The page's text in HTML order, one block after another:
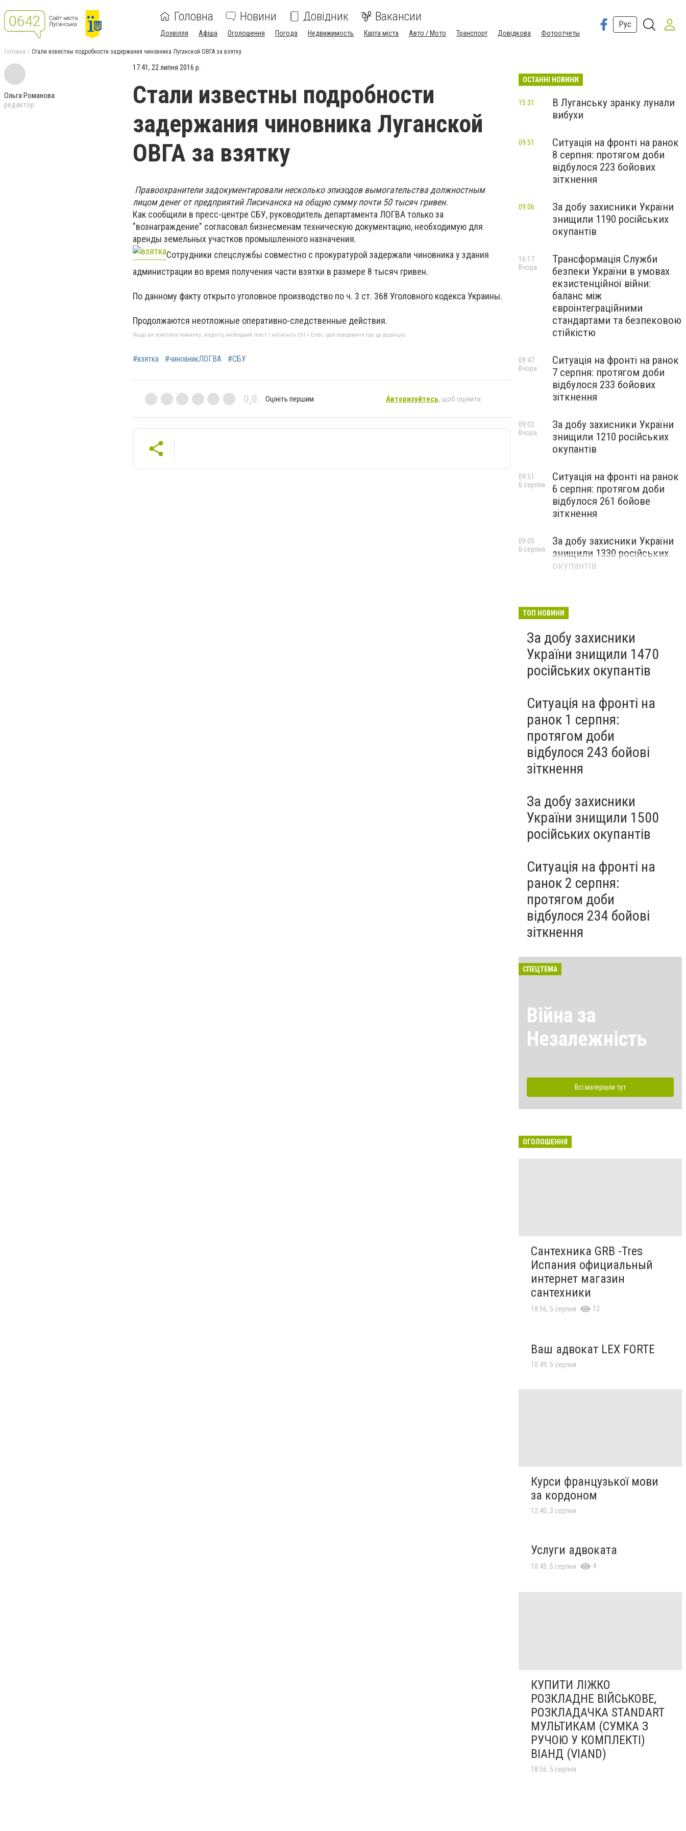
Головна Новини Довідник Вакансии
Дозвілля Афіша Оголошення Погода Недвижимость Карта міста Авто / Мото Транспорт Довідкова Фотоотчеты
Рус
Головна Стали известны подробности задержания чиновника Луганской ОВГА за взятку
Ольга Романова
редактор
17:41, 22 липня 2016 р.
Стали известны подробности
задержания чиновника Луганской
ОВГА за взятку
Правоохранители задокументировали несколько эпизодов вымогательства должностным
лицом денег от предприятий Лисичанска на общую сумму почти 50 тысяч гривен.
Как сообщили в пресс-центре СБУ, руководитель департамента ЛОГВА только за
"вознаграждение" согласовал бизнесменам техническую документацию, необходимую для
аренды земельных участков промышленного назначения.
Сотрудники спецслужбы совместно с прокуратурой задержали чиновника у здания
администрации во время получения части взятки в размере 8 тысяч гривен.
По данному факту открыто уголовное производство по ч. 3 ст. 368 Уголовного кодекса Украины.
Продолжаются неотложные оперативно-следственные действия.
Якщо ви помітили помилку, виділіть необхідний текст і натисніть Ctrl + Enter, щоб повідомити про це редакцію
#взятка #чиновникЛОГВА #СБУ
0,0 Оцініть першим Авторизуйтесь, щоб оцінити
ОСТАННІ НОВИНИ
В Луганську зранку лунали
вибухи
15:31
Ситуація на фронті на ранок
8 серпня: протягом доби
відбулося 223 бойових
зіткнення
09:51
За добу захисники України
знищили 1190 російських
окупантів
09:06
Трансформація Служби
безпеки України в умовах
екзистенційної війни:
баланс між
євроінтеграційними
стандартами та безпековою
стійкістю
16:17
Вчора
Ситуація на фронті на ранок
7 серпня: протягом доби
відбулося 233 бойових
зіткнення
09:47
Вчора
За добу захисники України
знищили 1210 російських
окупантів
09:02
Вчора
Ситуація на фронті на ранок
6 серпня: протягом доби
відбулося 261 бойове
зіткнення
09:51
6 серпня
За добу захисники України
знищили 1330 російських
окупантів
09:05
6 серпня
ТОП НОВИНИ
За добу захисники
України знищили 1470
російських окупантів
Ситуація на фронті на
ранок 1 серпня:
протягом доби
відбулося 243 бойові
зіткнення
За добу захисники
України знищили 1500
російських окупантів
Ситуація на фронті на
ранок 2 серпня:
протягом доби
відбулося 234 бойові
зіткнення
СПЕЦТЕМА
Війна за
Незалежність
Всі матеріали тут
ОГОЛОШЕННЯ
Сантехника GRB -Tres
Испания официальный
интернет магазин
сантехники
18:56, 5 серпня 12
Ваш адвокат LEX FORTE
10:49, 5 серпня
Курси французької мови
за кордоном
12:40, 3 серпня
Услуги адвоката
10:45, 5 серпня 4
КУПИТИ ЛІЖКО
РОЗКЛАДНЕ ВІЙСЬКОВЕ,
РОЗКЛАДАЧКА STANDART
МУЛЬТИКАМ (СУМКА З
РУЧОЮ У КОМПЛЕКТІ)
ВІАНД (VIAND)
18:56, 5 серпня